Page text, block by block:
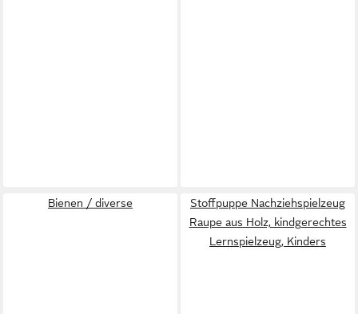
Bienen / diverse
Stoffpuppe Nachziehspielzeug
Raupe aus Holz, kindgerechtes
Lernspielzeug, Kinders